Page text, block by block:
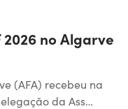
no Algarve
(AFA) recebeu na
da Ass…